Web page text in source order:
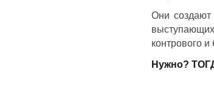
Они создают
контрового
Нужно?